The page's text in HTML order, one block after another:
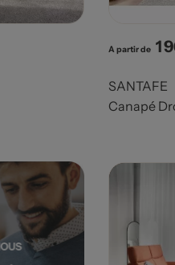
A partir de 1
SANTAFE
Canapé